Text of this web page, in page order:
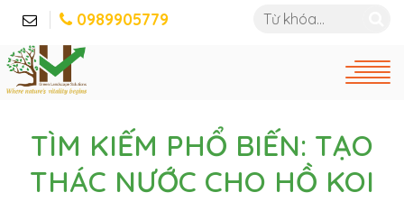
0989905779
TÌM KIẾM PHỔ BIẾN: TẠO
THÁC NƯỚC CHO HỒ KOI